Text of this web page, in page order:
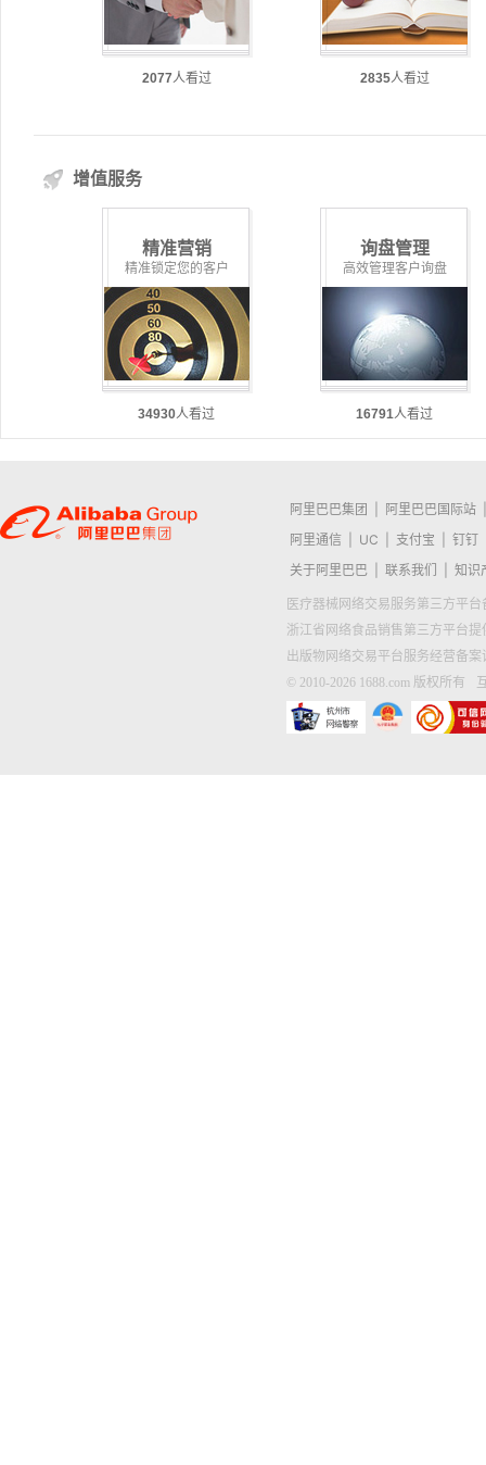
2077人看过 2835人看过
增值服务
精准营销
精准锁定您的客户
34930人看过
询盘管理
高效管理客户询盘
16791人看过